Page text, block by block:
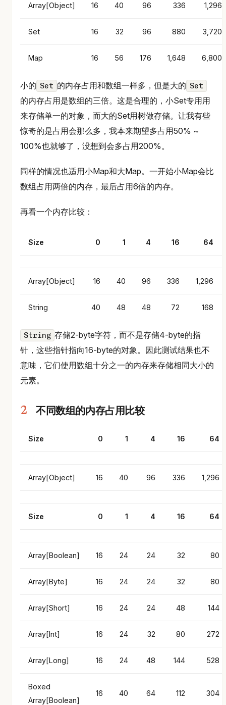
Array[Object] 16 40 96 336 1,296
Set 16 32 96 880 3,720
Map 16 56 176 1,648 6,800
小的 Set 的内存占用和数组一样多，但是大的 Set
的内存占用是数组的三倍。这是合理的，小Set专用用
来存储单一的对象，而大的Set用树做存储。让我有些
惊奇的是占用会那么多，我本来期望多占用50% ~
100%也就够了，没想到会多占用200%。
同样的情况也适用小Map和大Map。一开始小Map会比
数组占用两倍的内存，最后占用6倍的内存。
再看一个内存比较：
Size 0 1 4 16 64
Array[Object] 16 40 96 336 1,296
String 40 48 48 72 168
String 存储2-byte字符，而不是存储4-byte的指
针，这些指针指向16-byte的对象。因此测试结果也不
意味，它们使用数组十分之一的内存来存储相同大小的
元素。
不同数组的内存占用比较
Size 0 1 4 16 64
Array[Object] 16 40 96 336 1,296
Size 0 1 4 16 64
Array[Boolean] 16 24 24 32 80
Array[Byte] 16 24 24 32 80
Array[Short] 16 24 24 48 144
Array[Int] 16 24 32 80 272
Array[Long] 16 24 48 144 528
Boxed
Array[Boolean]
16 40 64 112 304